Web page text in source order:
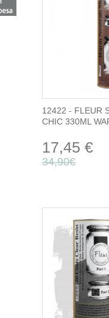
12422 - FLEUR
CHIC 330ML
17,45 €
34,90€